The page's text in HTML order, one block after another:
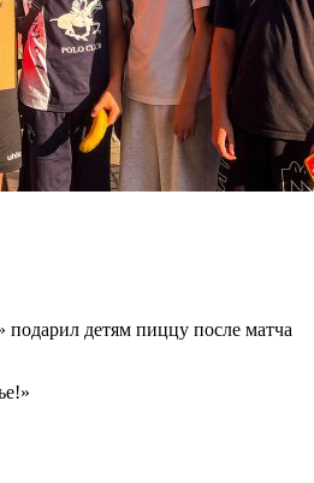
подарил детям пиццу после матча